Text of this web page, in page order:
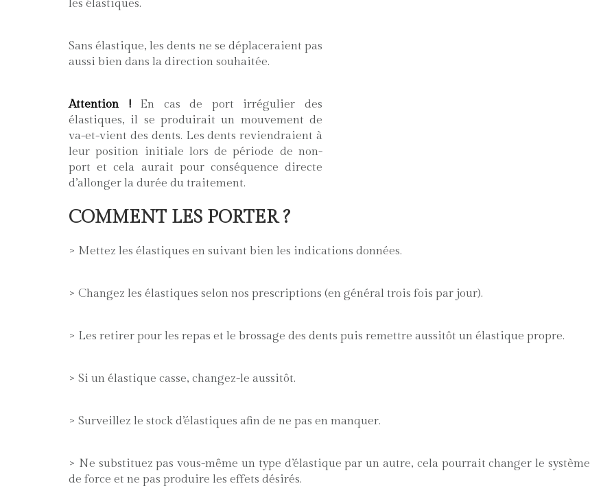
les élastiques.
Sans élastique, les dents ne se déplaceraient pas
aussi bien dans la direction souhaitée.
Attention !En cas de port irrégulier des
élastiques, il se produirait un mouvement de
va-et-vient des dents. Les dents reviendraient à
leur position initiale lors de période de non-
port et cela aurait pour conséquence directe
d’allonger la durée du traitement.
COMMENT LES PORTER ?
> Mettez les élastiques en suivant bien les indications données.
> Changez les élastiques selon nos prescriptions (en général trois fois par jour).
> Les retirer pour les repas et le brossage des dents puis remettre aussitôt un élastique propre.
> Si un élastique casse, changez-le aussitôt.
> Surveillez le stock d’élastiques afin de ne pas en manquer.
> Ne substituez pas vous-même un type d’élastique par un autre, cela pourrait changer le système
de force et ne pas produire les effets désirés.